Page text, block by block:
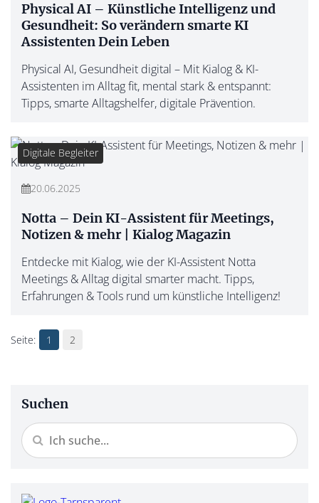
Physical AI – Künstliche Intelligenz und
Gesundheit: So verändern smarte KI
Assistenten Dein Leben
Physical AI, Gesundheit digital – Mit Kialog & KI-
Assistenten im Alltag fit, mental stark & entspannt:
Tipps, smarte Alltagshelfer, digitale Prävention.
Digitale Begleiter
20.06.2025
Notta – Dein KI-Assistent für Meetings,
Notizen & mehr | Kialog Magazin
Entdecke mit Kialog, wie der KI-Assistent Notta
Meetings & Alltag digital smarter macht. Tipps,
Erfahrungen & Tools rund um künstliche Intelligenz!
1 2
Suchen